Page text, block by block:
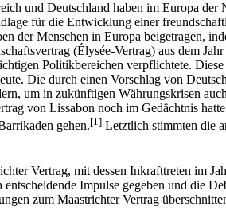
und Deutschland haben im Europa
für die Entwicklung einer
der Menschen in Europa beigetragen,
(Élysée-Vertrag) aus dem
Politikbereichen verpflichtete.
Die durch einen Vorschlag von
um in zukünftigen Währungskrisen
von Lissabon noch im Gedächtnis
gehen.[1] Letztlich stimmten die
Vertrag, mit dessen Inkrafttreten im
Impulse gegeben und die
zum Maastrichter Vertrag